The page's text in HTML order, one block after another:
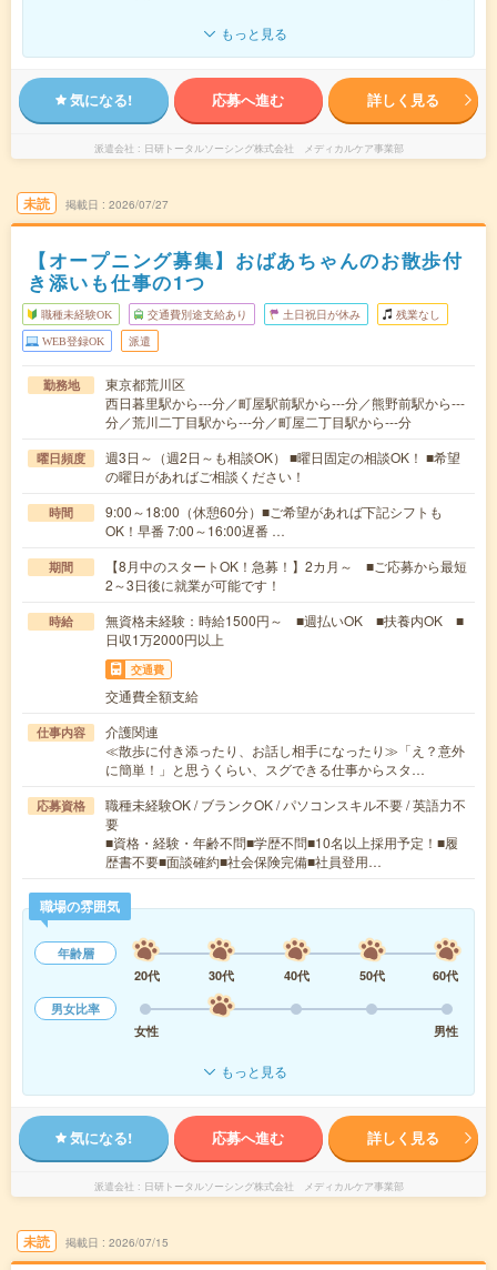
もっと見る
気になる! 応募へ進む 詳しく見る
派遣会社 日研トータルソーシング株式会社 メディカルケア事業部
未読 掲載日 2026/07/27
【オープニング募集】おばあちゃんのお散歩付
き添いも仕事の1つ
職種未経験OK 交通費別途支給あり 土日祝日が休み 残業なし
WEB登録OK 派遣
勤務地
東京都荒川区
西日暮里駅から---分／町屋駅前駅から---分／熊野前駅から---
分／荒川二丁目駅から---分／町屋二丁目駅から---分
曜日頻度
週3日～（週2日～も相談OK） ■曜日固定の相談OK！ ■希望
の曜日があればご相談ください！
時間
9:00～18:00（休憩60分）■ご希望があれば下記シフトも
OK！早番 7:00～16:00遅番 …
期間
【8月中のスタートOK！急募！】2カ月～ ■ご応募から最短
2～3日後に就業が可能です！
時給
無資格未経験：時給1500円～ ■週払いOK ■扶養内OK ■
日収1万2000円以上
交通費
交通費全額支給
仕事内容
介護関連
≪散歩に付き添ったり、お話し相手になったり≫「え？意外
に簡単！」と思うくらい、スグできる仕事からスタ…
応募資格
職種未経験OK / ブランクOK / パソコンスキル不要 / 英語力不
要
■資格・経験・年齢不問■学歴不問■10名以上採用予定！■履
歴書不要■面談確約■社会保険完備■社員登用…
職場の雰囲気
年齢層
20代
30代 40代 50代
60代
男女比率
女性
男性
もっと見る
気になる! 応募へ進む 詳しく見る
派遣会社 日研トータルソーシング株式会社 メディカルケア事業部
未読 掲載日 2026/07/15